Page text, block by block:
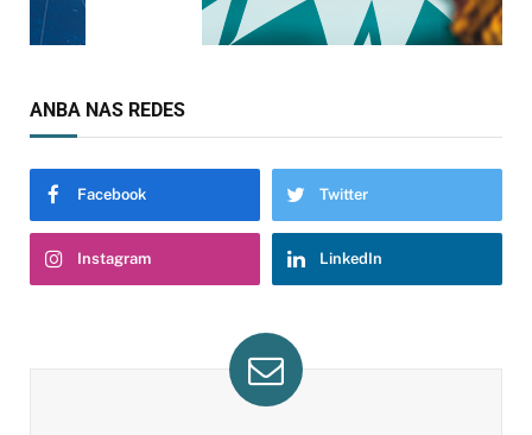
ANBA NAS REDES
Facebook Twitter
Instagram LinkedIn